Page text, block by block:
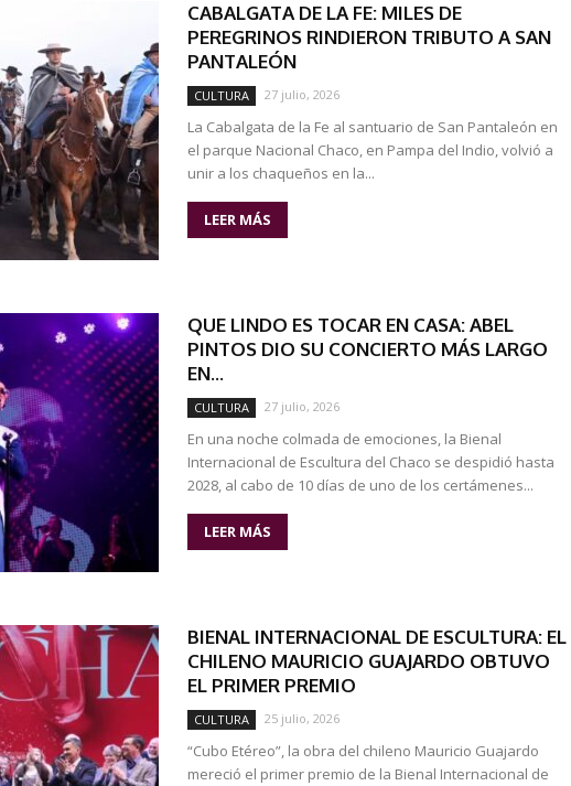
NOTICIAS
CABALGATA DE LA FE: MILES DE
PEREGRINOS RINDIERON TRIBUTO A SAN
PANTALEÓN
CULTURA 27 julio, 2026
La Cabalgata de la Fe al santuario de San Pantaleón en
el parque Nacional Chaco, en Pampa del Indio, volvió a
unir a los chaqueños en la...
LEER MÁS
QUE LINDO ES TOCAR EN CASA: ABEL
PINTOS DIO SU CONCIERTO MÁS LARGO
EN...
CULTURA 27 julio, 2026
En una noche colmada de emociones, la Bienal
Internacional de Escultura del Chaco se despidió hasta
2028, al cabo de 10 días de uno de los certámenes...
LEER MÁS
BIENAL INTERNACIONAL DE ESCULTURA: EL
CHILENO MAURICIO GUAJARDO OBTUVO
EL PRIMER PREMIO
CULTURA 25 julio, 2026
“Cubo Etéreo”, la obra del chileno Mauricio Guajardo
mereció el primer premio de la Bienal Internacional de